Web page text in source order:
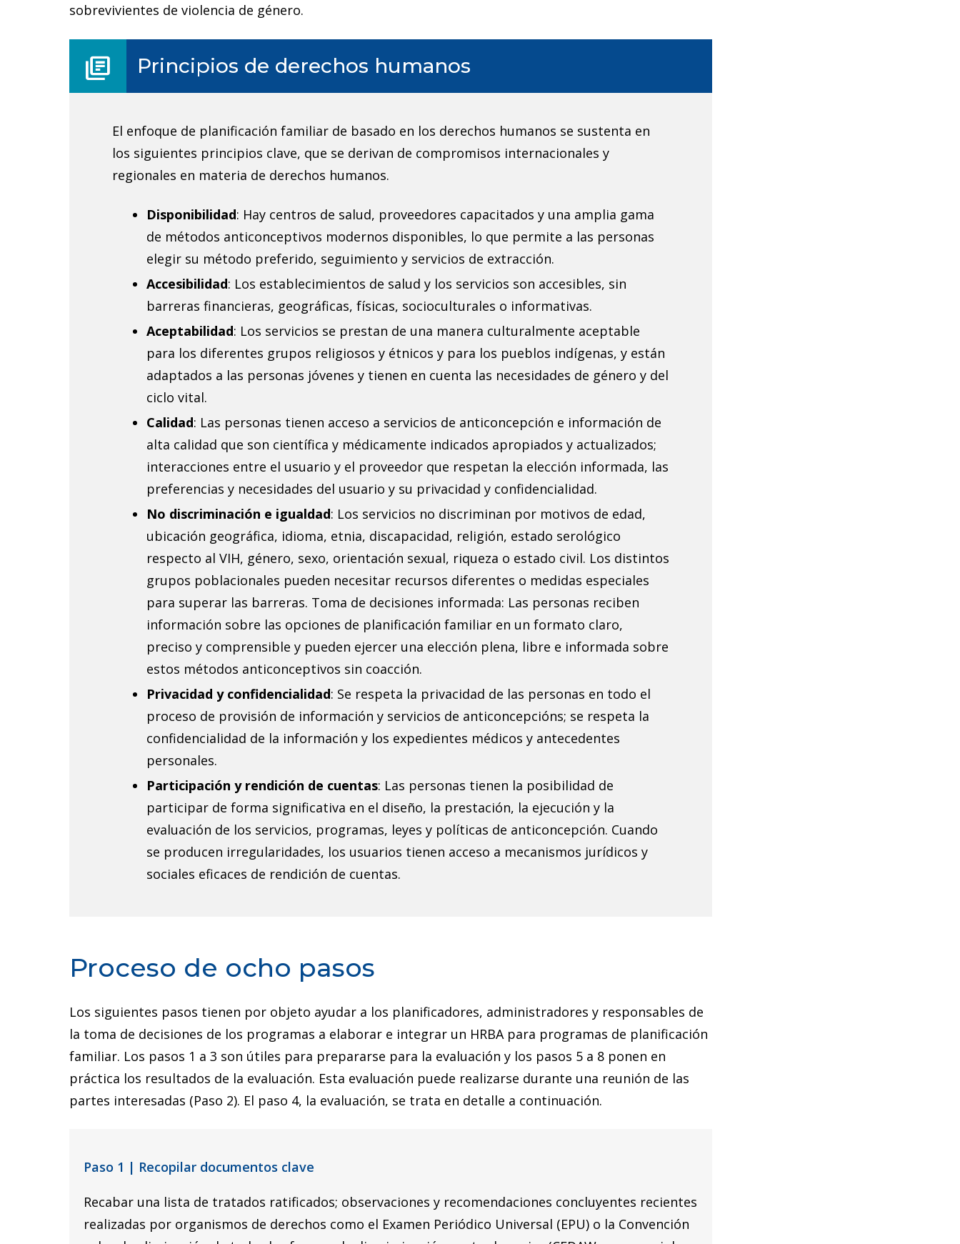
sobrevivientes de violencia de género.
P
r
library_books Principios de derechos humanos
El enfoque de planificación familiar de basado en los derechos humanos se sustenta en
los siguientes principios clave, que se derivan de compromisos internacionales y
regionales en materia de derechos humanos.
Disponibilidad: Hay centros de salud, proveedores capacitados y una amplia gama
de métodos anticonceptivos modernos disponibles, lo que permite a las personas
elegir su método preferido, seguimiento y servicios de extracción.
Accesibilidad: Los establecimientos de salud y los servicios son accesibles, sin
barreras financieras, geográficas, físicas, socioculturales o informativas.
Aceptabilidad: Los servicios se prestan de una manera culturalmente aceptable
para los diferentes grupos religiosos y étnicos y para los pueblos indígenas, y están
adaptados a las personas jóvenes y tienen en cuenta las necesidades de género y del
ciclo vital.
Calidad: Las personas tienen acceso a servicios de anticoncepción e información de
alta calidad que son científica y médicamente indicados apropiados y actualizados;
interacciones entre el usuario y el proveedor que respetan la elección informada, las
preferencias y necesidades del usuario y su privacidad y confidencialidad.
No discriminación e igualdad: Los servicios no discriminan por motivos de edad,
ubicación geográfica, idioma, etnia, discapacidad, religión, estado serológico
respecto al VIH, género, sexo, orientación sexual, riqueza o estado civil. Los distintos
grupos poblacionales pueden necesitar recursos diferentes o medidas especiales
para superar las barreras. Toma de decisiones informada: Las personas reciben
información sobre las opciones de planificación familiar en un formato claro,
preciso y comprensible y pueden ejercer una elección plena, libre e informada sobre
estos métodos anticonceptivos sin coacción.
Privacidad y confidencialidad: Se respeta la privacidad de las personas en todo el
proceso de provisión de información y servicios de anticoncepcións; se respeta la
confidencialidad de la información y los expedientes médicos y antecedentes
personales.
Participación y rendición de cuentas: Las personas tienen la posibilidad de
participar de forma significativa en el diseño, la prestación, la ejecución y la
evaluación de los servicios, programas, leyes y políticas de anticoncepción. Cuando
se producen irregularidades, los usuarios tienen acceso a mecanismos jurídicos y
sociales eficaces de rendición de cuentas.
Proceso de ocho pasos
Los siguientes pasos tienen por objeto ayudar a los planificadores, administradores y responsables de
la toma de decisiones de los programas a elaborar e integrar un HRBA para programas de planificación
familiar. Los pasos 1 a 3 son útiles para prepararse para la evaluación y los pasos 5 a 8 ponen en
práctica los resultados de la evaluación. Esta evaluación puede realizarse durante una reunión de las
partes interesadas (Paso 2). El paso 4, la evaluación, se trata en detalle a continuación.
Paso 1 | Recopilar documentos clave
Recabar una lista de tratados ratificados; observaciones y recomendaciones concluyentes recientes
realizadas por organismos de derechos como el Examen Periódico Universal (EPU) o la Convención